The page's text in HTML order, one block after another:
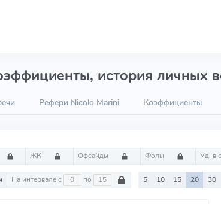
история личных
Рефери Nicolo Marini Коэффициенты
ЖК Офсайды Фолы Уд. в
На интервале с по 5 10 15 20 30